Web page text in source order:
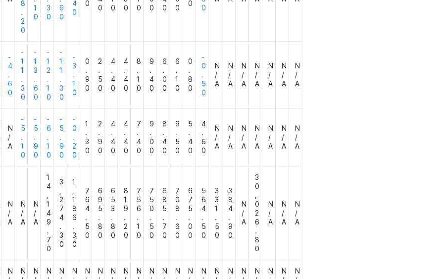
8
.
2
0
1
0
3
0
9
0
4
0
0
0
0
0
0
0
0
0
0
0
-
4
.
6
0
-
1
1
.
3
0
-
1
3
.
6
0
-
1
2
.
1
0
-
1
1
.
3
0
-
3
.
1
0
0
.
9
0
2
.
5
0
4
.
4
0
4
.
4
0
8
.
1
0
9
.
4
0
6
.
0
0
6
.
1
0
0
.
8
0
-
0
.
5
0
N
/
A
N
/
A
N
/
A
N
/
A
N
/
A
N
/
A
N
/
A
N
/
A
-
5
.
1
0
-
5
.
9
0
-
6
.
1
0
-
5
.
9
0
-
0
.
2
0
1
.
3
0
2
.
9
0
4
.
4
0
4
.
4
0
7
.
4
0
9
.
0
0
8
.
4
0
9
.
5
0
5
.
4
0
4
.
6
0
N
/
A
N
/
A
N
/
A
N
/
A
N
/
A
N
/
A
N
/
A
N
/
A
N
/
A
N
/
A
1
4
1
4
9
.
7
0
3
2
7
4
.
3
0
1
1
8
6
.
3
0
7
6
4
.
5
0
6
9
5
.
8
0
6
5
3
.
8
0
8
1
9
.
2
0
7
5
6
.
1
0
7
5
0
.
5
0
6
8
5
.
7
0
7
0
8
.
6
0
6
7
5
.
0
0
5
6
4
.
5
0
3
3
1
.
5
0
3
8
4
.
9
0
N
/
A
3
0
0
2
6
.
8
0
N
/
A
N
/
A
N
/
A
N
N
N
N
N
N
N
N
N
N
N
N
N
N
N
N
N
N
N
N
N
N
N